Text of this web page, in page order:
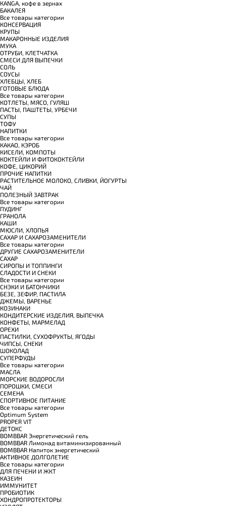
КANGA, кофе в зернах
БАКАЛЕЯ
Все товары категории
КОНСЕРВАЦИЯ
КРУПЫ
МАКАРОННЫЕ ИЗДЕЛИЯ
МУКА
ОТРУБИ, КЛЕТЧАТКА
СМЕСИ ДЛЯ ВЫПЕЧКИ
СОЛЬ
СОУСЫ
ХЛЕБЦЫ, ХЛЕБ
ГОТОВЫЕ БЛЮДА
Все товары категории
КОТЛЕТЫ, МЯСО, ГУЛЯШ
ПАСТЫ, ПАШТЕТЫ, УРБЕЧИ
СУПЫ
ТОФУ
НАПИТКИ
Все товары категории
КАКАО, КЭРОБ
КИСЕЛИ, КОМПОТЫ
КОКТЕЙЛИ И ФИТОКОКТЕЙЛИ
КОФЕ, ЦИКОРИЙ
ПРОЧИЕ НАПИТКИ
РАСТИТЕЛЬНОЕ МОЛОКО, СЛИВКИ, ЙОГУРТЫ
ЧАЙ
ПОЛЕЗНЫЙ ЗАВТРАК
Все товары категории
ПУДИНГ
ГРАНОЛА
КАШИ
МЮСЛИ, ХЛОПЬЯ
САХАР И САХАРОЗАМЕНИТЕЛИ
Все товары категории
ДРУГИЕ САХАРОЗАМЕНИТЕЛИ
САХАР
СИРОПЫ И ТОППИНГИ
СЛАДОСТИ И СНЕКИ
Все товары категории
СНЭКИ И БАТОНЧИКИ
БЕЗЕ, ЗЕФИР, ПАСТИЛА
ДЖЕМЫ, ВАРЕНЬЕ
КОЗИНАКИ
КОНДИТЕРСКИЕ ИЗДЕЛИЯ, ВЫПЕЧКА
КОНФЕТЫ, МАРМЕЛАД
ОРЕХИ
ПАСТИЛКИ, СУХОФРУКТЫ, ЯГОДЫ
ЧИПСЫ, СНЕКИ
ШОКОЛАД
СУПЕРФУДЫ
Все товары категории
МАСЛА
МОРСКИЕ ВОДОРОСЛИ
ПОРОШКИ, СМЕСИ
СЕМЕНА
СПОРТИВНОЕ ПИТАНИЕ
Все товары категории
Optimum System
PROPER VIT
ДЕТОКС
BOMBBAR Энергетический гель
BOMBBAR Лимонад витаминизированный
BOMBBAR Напиток энергетический
АКТИВНОЕ ДОЛГОЛЕТИЕ
Все товары категории
ДЛЯ ПЕЧЕНИ И ЖКТ
КАЗЕИН
ИММУНИТЕТ
ПРОБИОТИК
ХОНДРОПРОТЕКТОРЫ